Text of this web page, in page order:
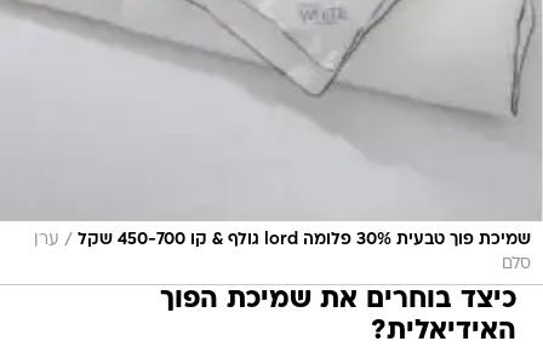
שמיכת פוך טבעית 30% פלומה lord גולף & קו 450-700 שקל / ערן
סלם
כיצד בוחרים את שמיכת הפוך
האידיאלית?